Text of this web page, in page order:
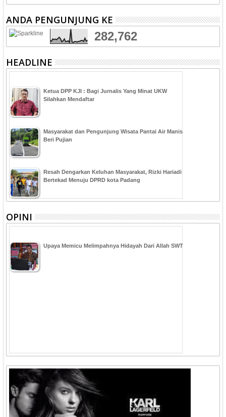
ANDA PENGUNJUNG KE
282,762
HEADLINE
Ketua DPP KJI : Bagi Jurnalis Yang Minat UKW
Silahkan Mendaftar
Masyarakat dan Pengunjung Wisata Pantai Air Manis
Beri Pujian
Resah Dengarkan Keluhan Masyarakat, Rizki Hariadi
Bertekad Menuju DPRD kota Padang
OPINI
Upaya Memicu Melimpahnya Hidayah Dari Allah SWT